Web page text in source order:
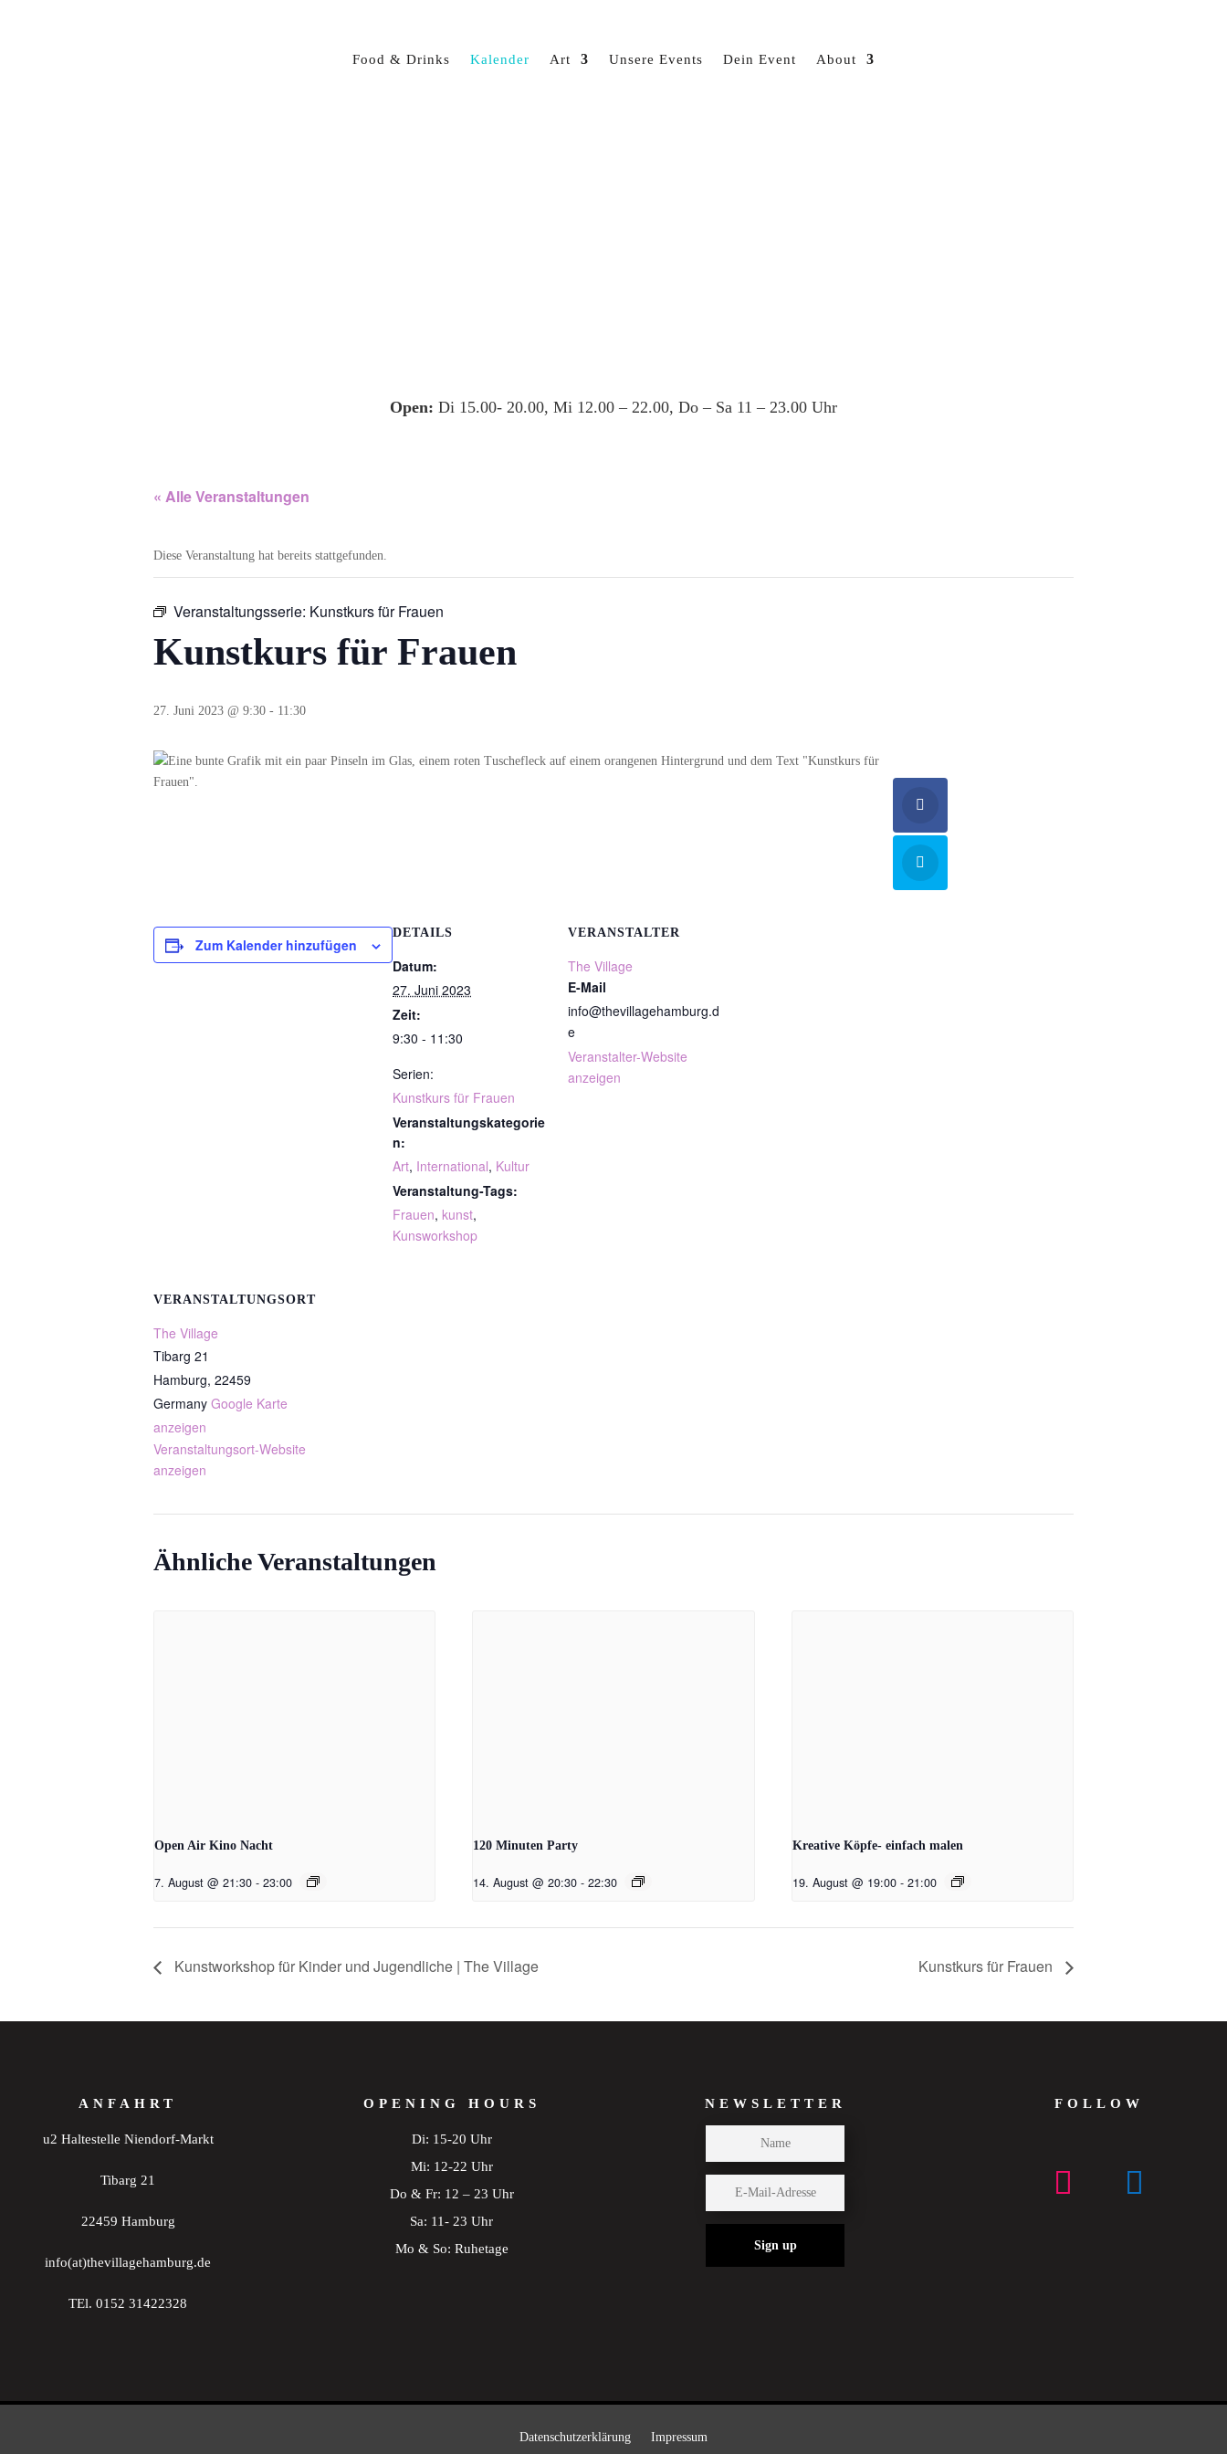
Food & Drinks Kalender Art Unsere Events Dein Event About
Open: Di 15.00- 20.00, Mi 12.00 – 22.00, Do – Sa 11 – 23.00 Uhr
« Alle Veranstaltungen
Diese Veranstaltung hat bereits stattgefunden.
Veranstaltungsserie: Kunstkurs für Frauen
Kunstkurs für Frauen
27. Juni 2023 @ 9:30 - 11:30
Zum Kalender hinzufügen
DETAILS
Datum:
27. Juni 2023
Zeit:
9:30 - 11:30
Serien:
Kunstkurs für Frauen
Veranstaltungskategorie
n:
Art, International, Kultur
Veranstaltung-Tags:
Frauen, kunst,
Kunsworkshop
VERANSTALTER
The Village
E-Mail
info@thevillagehamburg.d
e
Veranstalter-Website
anzeigen
VERANSTALTUNGSORT
The Village
Tibarg 21
Hamburg, 22459
Germany Google Karte
anzeigen
Veranstaltungsort-Website
anzeigen
Ähnliche Veranstaltungen
Open Air Kino Nacht
7. August @ 21:30 - 23:00
120 Minuten Party
14. August @ 20:30 - 22:30
Kreative Köpfe- einfach malen
19. August @ 19:00 - 21:00
Kunstworkshop für Kinder und Jugendliche | The Village Kunstkurs für Frauen
ANFAHRT
u2 Haltestelle Niendorf-Markt
Tibarg 21
22459 Hamburg
info(at)thevillagehamburg.de
TEl. 0152 31422328
OPENING HOURS
Di: 15-20 Uhr
Mi: 12-22 Uhr
Do & Fr: 12 – 23 Uhr
Sa: 11- 23 Uhr
Mo & So: Ruhetage
NEWSLETTER
Sign up
FOLLOW
Datenschutzerklärung Impressum